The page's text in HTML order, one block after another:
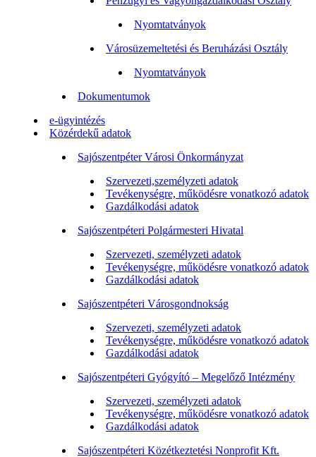
Nyomtatványok
Városüzemeltetési és Beruházási Osztály
Nyomtatványok
Dokumentumok
e-ügyintézés
Közérdekű adatok
Sajószentpéter Városi Önkormányzat
Szervezeti,személyzeti adatok
Tevékenységre, működésre vonatkozó adatok
Gazdálkodási adatok
Sajószentpéteri Polgármesteri Hivatal
Szervezeti, személyzeti adatok
Tevékenységre, működésre vonatkozó adatok
Gazdálkodási adatok
Sajószentpéteri Városgondnokság
Szervezeti, személyzeti adatok
Tevékenységre, működésre vonatkozó adatok
Gazdálkodási adatok
Sajószentpéteri Gyógyító – Megelőző Intézmény
Szervezeti, személyzeti adatok
Tevékenységre, működésre vonatkozó adatok
Gazdálkodási adatok
Sajószentpéteri Közétkeztetési Nonprofit Kft.